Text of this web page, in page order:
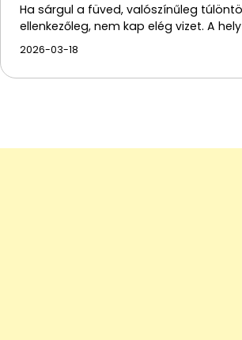
Ha sárgul a füved, valószínűleg
ellenkezőleg, nem kap elég vizet. A
2026-03-18